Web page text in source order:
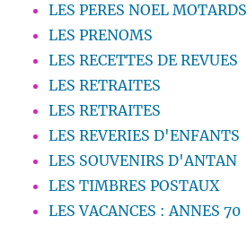
LES PERES NOEL MOTARDS
LES PRENOMS
LES RECETTES DE REVUES
LES RETRAITES
LES RETRAITES
LES REVERIES D'ENFANTS
LES SOUVENIRS D'ANTAN
LES TIMBRES POSTAUX
LES VACANCES : ANNES 70